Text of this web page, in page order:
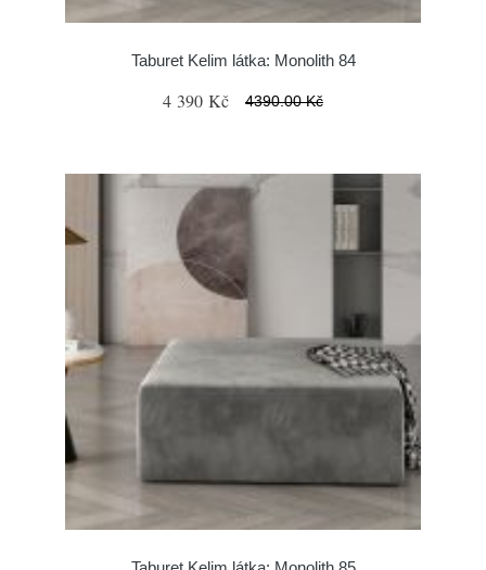
Taburet Kelim látka: Monolith 84
4 390 Kč 4390.00 Kč